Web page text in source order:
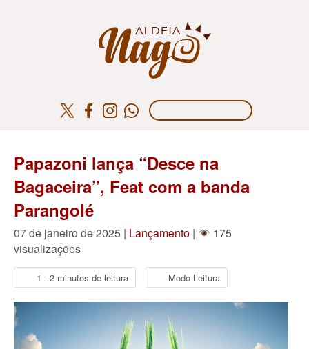
Papazoni lança “Desce na
Bagaceira”, Feat com a banda
Parangolé
07 de janeiro de 2025 | Lançamento |
175
visualizações
1 - 2 minutos de leitura Modo Leitura